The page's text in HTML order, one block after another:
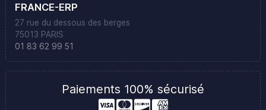
FRANCE-ERP
27 rue du dessous des berges
75013 PARIS
01 83 62 99 51
Paiements 100% sécurisé